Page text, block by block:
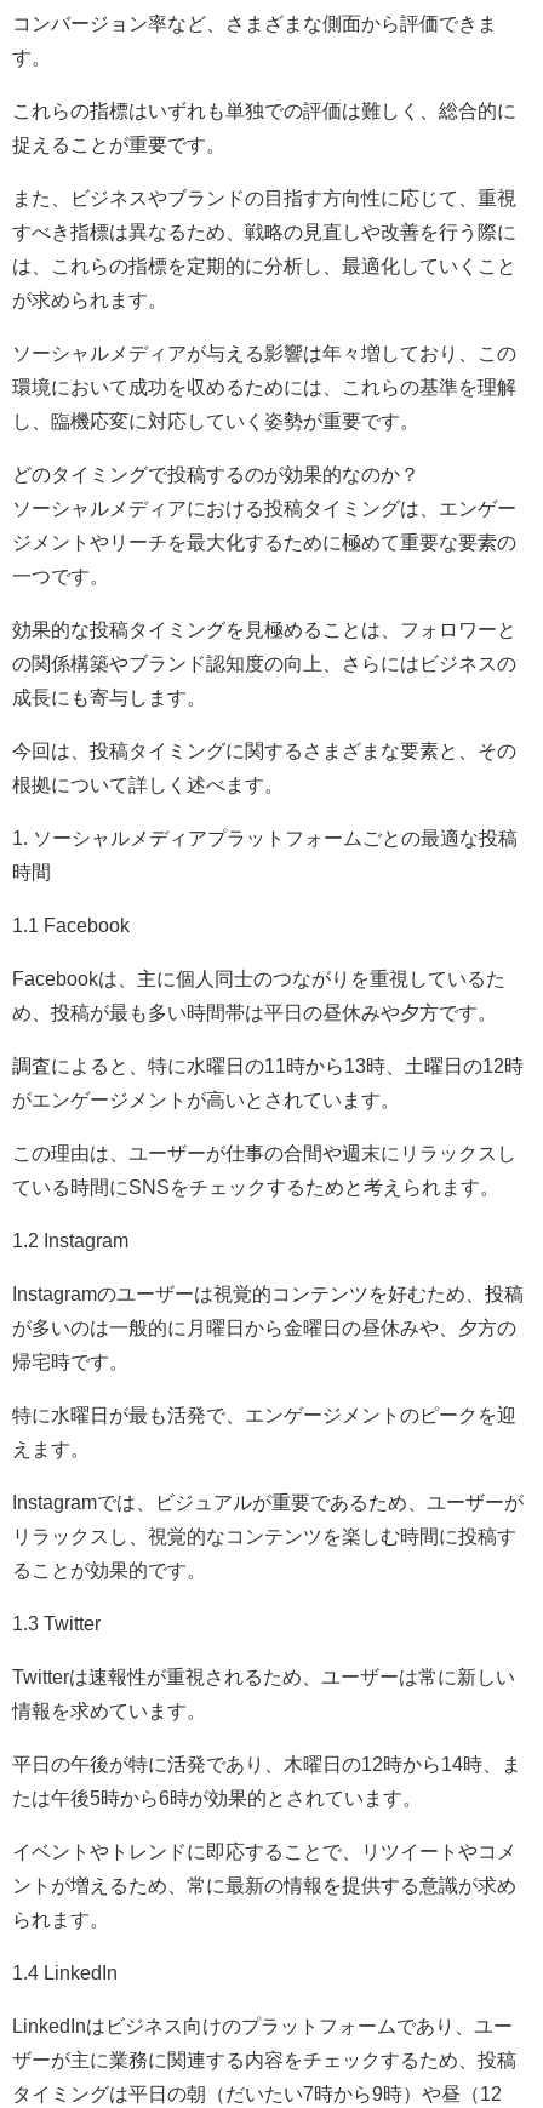
コンバージョン率など、さまざまな側面から評価できま
す。
これらの指標はいずれも単独での評価は難しく、総合的に
捉えることが重要です。
また、ビジネスやブランドの目指す方向性に応じて、重視
すべき指標は異なるため、戦略の見直しや改善を行う際に
は、これらの指標を定期的に分析し、最適化していくこと
が求められます。
ソーシャルメディアが与える影響は年々増しており、この
環境において成功を収めるためには、これらの基準を理解
し、臨機応変に対応していく姿勢が重要です。
どのタイミングで投稿するのが効果的なのか？
ソーシャルメディアにおける投稿タイミングは、エンゲー
ジメントやリーチを最大化するために極めて重要な要素の
一つです。
効果的な投稿タイミングを見極めることは、フォロワーと
の関係構築やブランド認知度の向上、さらにはビジネスの
成長にも寄与します。
今回は、投稿タイミングに関するさまざまな要素と、その
根拠について詳しく述べます。
1. ソーシャルメディアプラットフォームごとの最適な投稿
時間
1.1 Facebook
Facebookは、主に個人同士のつながりを重視しているた
め、投稿が最も多い時間帯は平日の昼休みや夕方です。
調査によると、特に水曜日の11時から13時、土曜日の12時
がエンゲージメントが高いとされています。
この理由は、ユーザーが仕事の合間や週末にリラックスし
ている時間にSNSをチェックするためと考えられます。
1.2 Instagram
Instagramのユーザーは視覚的コンテンツを好むため、投稿
が多いのは一般的に月曜日から金曜日の昼休みや、夕方の
帰宅時です。
特に水曜日が最も活発で、エンゲージメントのピークを迎
えます。
Instagramでは、ビジュアルが重要であるため、ユーザーが
リラックスし、視覚的なコンテンツを楽しむ時間に投稿す
ることが効果的です。
1.3 Twitter
Twitterは速報性が重視されるため、ユーザーは常に新しい
情報を求めています。
平日の午後が特に活発であり、木曜日の12時から14時、ま
たは午後5時から6時が効果的とされています。
イベントやトレンドに即応することで、リツイートやコメ
ントが増えるため、常に最新の情報を提供する意識が求め
られます。
1.4 LinkedIn
LinkedInはビジネス向けのプラットフォームであり、ユー
ザーが主に業務に関連する内容をチェックするため、投稿
タイミングは平日の朝（だいたい7時から9時）や昼（12